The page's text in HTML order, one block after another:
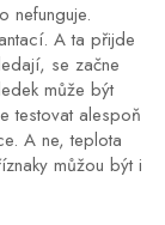
nefunguje.
A ta přijde
se začne
může být
testovat alespoň
A ne, teplota
můžou být i